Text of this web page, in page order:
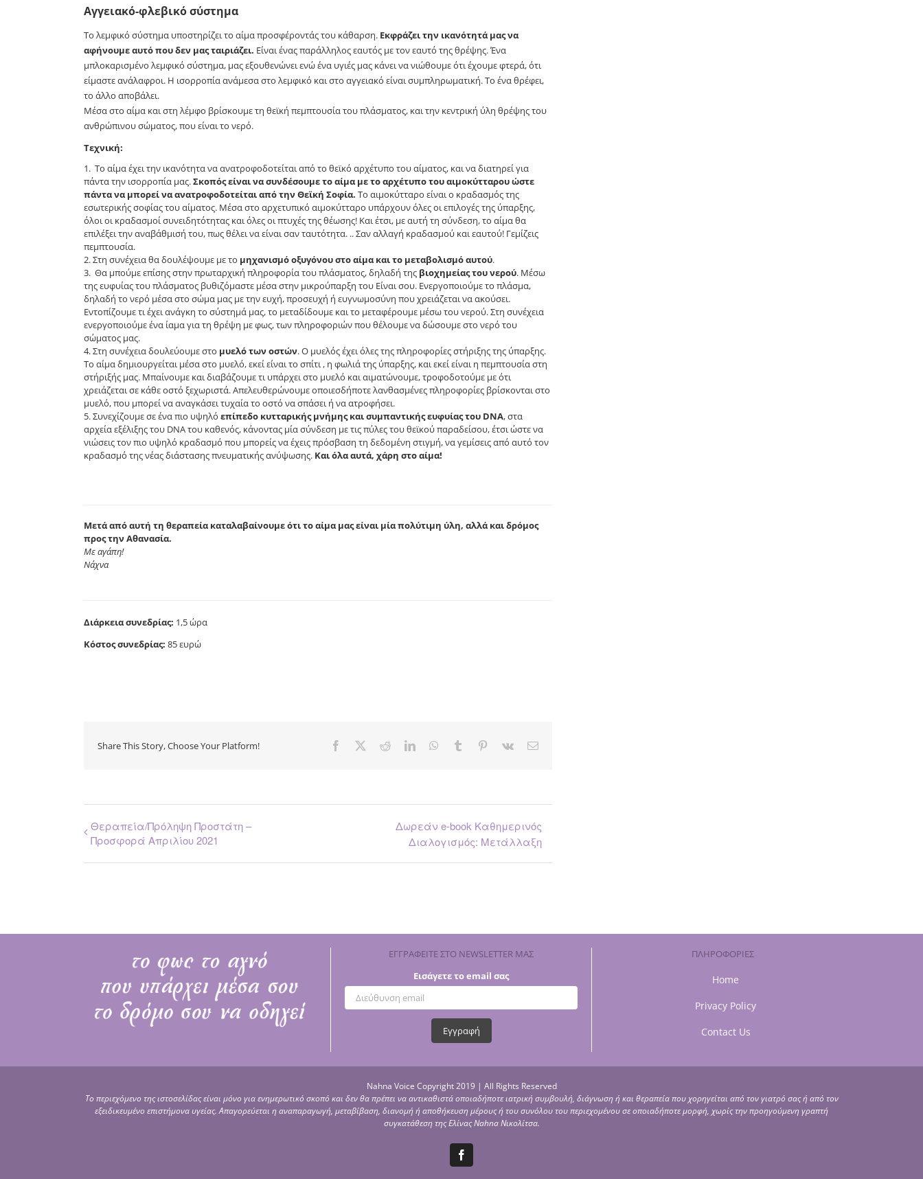
Αγγειακό-φλεβικό σύστημα
Το λεμφικό σύστημα υποστηρίζει το αίμα προσφέροντάς του κάθαρση. Εκφράζει την ικανότητά μας να
αφήνουμε αυτό που δεν μας ταιριάζει. Είναι ένας παράλληλος εαυτός με τον εαυτό της θρέψης. Ένα
μπλοκαρισμένο λεμφικό σύστημα, μας εξουθενώνει ενώ ένα υγιές μας κάνει να νιώθουμε ότι έχουμε φτερά, ότι
είμαστε ανάλαφροι. Η ισορροπία ανάμεσα στο λεμφικό και στο αγγειακό είναι συμπληρωματική. Το ένα θρέφει,
το άλλο αποβάλει.
Μέσα στο αίμα και στη λέμφο βρίσκουμε τη θεϊκή πεμπτουσία του πλάσματος, και την κεντρική ύλη θρέψης του
ανθρώπινου σώματος, που είναι το νερό.
Τεχνική:
Το αίμα έχει την ικανότητα να ανατροφοδοτείται από το θεϊκό αρχέτυπο του αίματος, και να διατηρεί για
πάντα την ισορροπία μας.Σκοπός είναι να συνδέσουμε το αίμα με το αρχέτυπο του αιμοκύτταρου ώστε
πάντα να μπορεί να ανατροφοδοτείται από την Θεϊκή Σοφία. Το αιμοκύτταρο είναι ο κραδασμός της
εσωτερικής σοφίας του αίματος. Μέσα στο αρχετυπικό αιμοκύτταρο υπάρχουν όλες οι επιλογές της ύπαρξης,
όλοι οι κραδασμοί συνειδητότητας και όλες οι πτυχές της θέωσης! Και έτσι, με αυτή τη σύνδεση, το αίμα θα
επιλέξει την αναβάθμισή του, πως θέλει να είναι σαν ταυτότητα. .. Σαν αλλαγή κραδασμού και εαυτού! Γεμίζεις
πεμπτουσία.
Στη συνέχεια θα δουλέψουμε με το μηχανισμό οξυγόνου στο αίμα και το μεταβολισμό αυτού.
Θα μπούμε επίσης στην πρωταρχική πληροφορία του πλάσματος, δηλαδή της βιοχημείας του νερού. Μέσω
της ευφυίας του πλάσματος βυθιζόμαστε μέσα στην μικρούπαρξη του Είναι σου. Ενεργοποιούμε το πλάσμα,
δηλαδή το νερό μέσα στο σώμα μας με την ευχή, προσευχή ή ευγνωμοσύνη που χρειάζεται να ακούσει.
Εντοπίζουμε τι έχει ανάγκη το σύστημά μας, το μεταδίδουμε και το μεταφέρουμε μέσω του νερού. Στη συνέχεια
ενεργοποιούμε ένα ίαμα για τη θρέψη με φως, των πληροφοριών που θέλουμε να δώσουμε στο νερό του
σώματος μας.
Στη συνέχεια δουλεύουμε στο μυελό των οστών. Ο μυελός έχει όλες της πληροφορίες στήριξης της ύπαρξης.
Το αίμα δημιουργείται μέσα στο μυελό, εκεί είναι το σπίτι , η φωλιά της ύπαρξης, και εκεί είναι η πεμπτουσία στη
στήριξής μας. Μπαίνουμε και διαβάζουμε τι υπάρχει στο μυελό και αιματώνουμε, τροφοδοτούμε με ότι
χρειάζεται σε κάθε οστό ξεχωριστά. Απελευθερώνουμε οποιεσδήποτε λανθασμένες πληροφορίες βρίσκονται στο
μυελό, που μπορεί να αναγκάσει τυχαία το οστό να σπάσει ή να ατροφήσει.
Συνεχίζουμε σε ένα πιο υψηλό επίπεδο κυτταρικής μνήμης και συμπαντικής ευφυίας του DNA, στα
αρχεία εξέλιξης του DNA του καθενός, κάνοντας μία σύνδεση με τις πύλες του θεϊκού παραδείσου, έτσι ώστε να
νιώσεις τον πιο υψηλό κραδασμό που μπορείς να έχεις πρόσβαση τη δεδομένη στιγμή, να γεμίσεις από αυτό τον
κραδασμό της νέας διάστασης πνευματικής ανύψωσης. Και όλα αυτά, χάρη στο αίμα!
Μετά από αυτή τη θεραπεία καταλαβαίνουμε ότι το αίμα μας είναι μία πολύτιμη ύλη, αλλά και δρόμος
προς την Αθανασία.
Με αγάπη!
Νάχνα
Διάρκεια συνεδρίας: 1,5 ώρα
Κόστος συνεδρίας: 85 ευρώ
Share This Story, Choose Your Platform! Facebook RedditLinkedInWhatsApp
Tumblr Pinterest
Vk Email
Θεραπεία/Πρόληψη Προστάτη –
Προσφορά Απριλίου 2021
Δωρεάν e-book Καθημερινός
Διαλογισμός: Μετάλλαξη
ΕΓΓΡΑΦΕΙΤΕ ΣΤΟ NEWSLETTER ΜΑΣ
Εισάγετε το email σας
ΠΛΗΡΟΦΟΡΙΕΣ
Home
Privacy Policy
Contact Us
Nahna Voice Copyright 2019 | All Rights Reserved
Το περιεχόμενο της ιστοσελίδας είναι μόνο για ενημερωτικό σκοπό και δεν θα πρέπει να αντικαθιστά οποιαδήποτε ιατρική συμβουλή, διάγνωση ή και θεραπεία που χορηγείται από τον γιατρό σας ή από τον
εξειδικευμένο επιστήμονα υγείας. Απαγορεύεται η αναπαραγωγή, μεταβίβαση, διανομή ή αποθήκευση μέρους ή του συνόλου του περιεχομένου σε οποιαδήποτε μορφή, χωρίς την προηγούμενη γραπτή
συγκατάθεση της Ελίνας Nahna Νικολίτσα.
Facebook